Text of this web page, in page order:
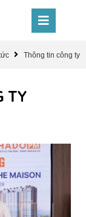
Thông tin công ty
TY